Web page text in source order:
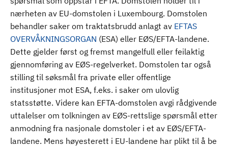
nærheten av EU-domstolen i Luxembourg. Domstolen
behandler saker om traktatsbrudd anlagt av EFTAS
OVERVÅKNINGSORGAN (ESA) eller EØS/EFTA-landene.
Dette gjelder først og fremst mangelfull eller feilaktig
gjennomføring av EØS-regelverket. Domstolen tar også
stilling til søksmål fra private eller offentlige
institusjoner mot ESA, f.eks. i saker om ulovlig
statsstøtte. Videre kan EFTA-domstolen avgi rådgivende
uttalelser om tolkningen av EØS-rettslige spørsmål etter
anmodning fra nasjonale domstoler i et av EØS/EFTA-
landene. Mens høyesterett i EU-landene har plikt til å be